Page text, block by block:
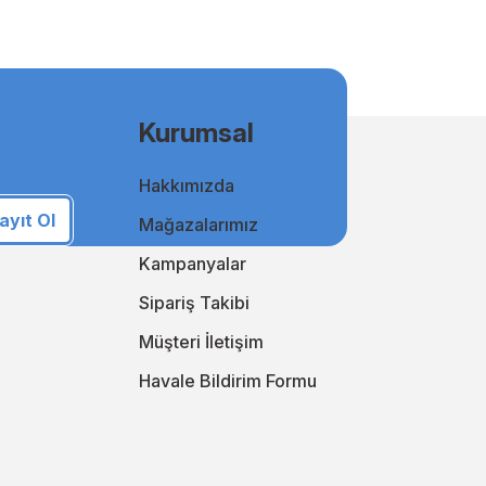
kullanıcılar için uygun fiyatlı ve kaliteli baskılar elde
takip ederek online alışveriş deneyiminizi sürekli
keşfedin!
Ol
Kurumsal
Hakkımızda
Mağazalarımız
Kampanyalar
Sipariş Takibi
Müşteri İletişim
Havale Bildirim Formu